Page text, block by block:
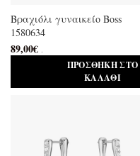
Βραχιόλι γυναικείο Boss
1580634
89,00€ .
ΠΡΟΣΘΉΚΗ ΣΤΟ
ΚΑΛΆΘΙ